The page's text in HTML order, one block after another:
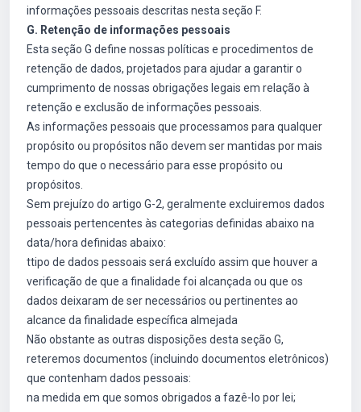
informações pessoais descritas nesta seção F.
G. Retenção de informações pessoais
Esta seção G define nossas políticas e procedimentos de
retenção de dados, projetados para ajudar a garantir o
cumprimento de nossas obrigações legais em relação à
retenção e exclusão de informações pessoais.
As informações pessoais que processamos para qualquer
propósito ou propósitos não devem ser mantidas por mais
tempo do que o necessário para esse propósito ou
propósitos.
Sem prejuízo do artigo G-2, geralmente excluiremos dados
pessoais pertencentes às categorias definidas abaixo na
data/hora definidas abaixo:
ttipo de dados pessoais será excluído assim que houver a
verificação de que a finalidade foi alcançada ou que os
dados deixaram de ser necessários ou pertinentes ao
alcance da finalidade específica almejada
Não obstante as outras disposições desta seção G,
reteremos documentos (incluindo documentos eletrônicos)
que contenham dados pessoais:
na medida em que somos obrigados a fazê-lo por lei;